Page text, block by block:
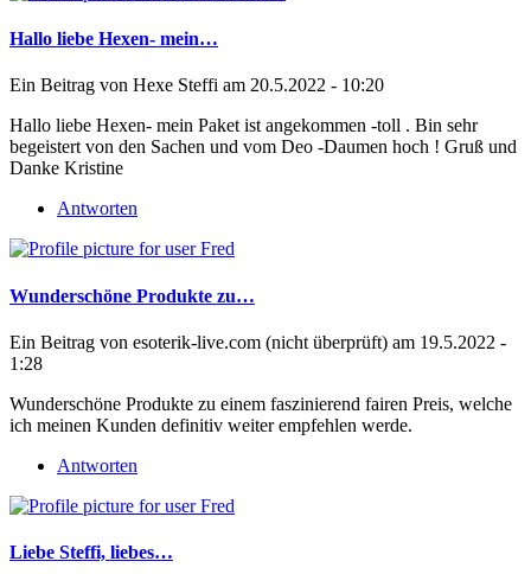
Hallo liebe Hexen- mein…
Ein Beitrag von Hexe Steffi am 20.5.2022 - 10:20
Hallo liebe Hexen- mein Paket ist angekommen -toll . Bin sehr
begeistert von den Sachen und vom Deo -Daumen hoch ! Gruß und
Danke Kristine
Antworten
Wunderschöne Produkte zu…
Ein Beitrag von esoterik-live.com (nicht überprüft) am 19.5.2022 -
1:28
Wunderschöne Produkte zu einem faszinierend fairen Preis, welche
ich meinen Kunden definitiv weiter empfehlen werde.
Antworten
Liebe Steffi, liebes…